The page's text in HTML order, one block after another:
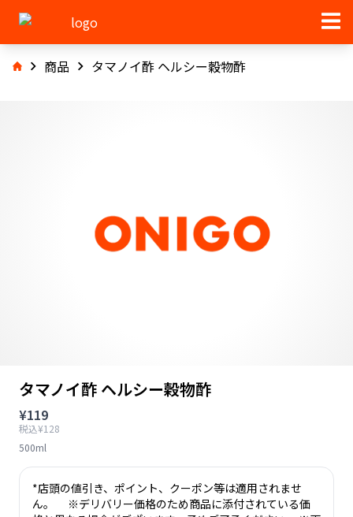
商品 タマノイ酢 ヘルシー穀物酢
タマノイ酢 ヘルシー穀物酢
¥119
税込¥128
500ml
*店頭の値引き、ポイント、クーポン等は適用されませ
ん。 ※デリバリー価格のため商品に添付されている価